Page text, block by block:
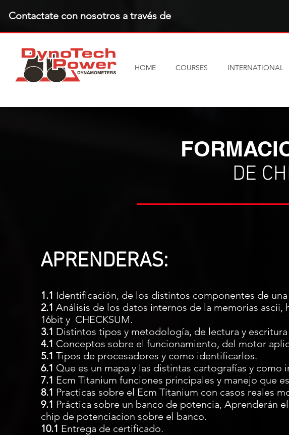
Contactate con nosotros a través de
HOME COURSES INTERNATIONAL
DE
APRENDERAS:
1.1 Identificación, de los distintos componentes de una
2.1 Análisis de los datos internos de la memorias
16bit y CHECKSUM.
3.1 Distintos tipos y metodología, de lectura y escritura
4.1 Conceptos sobre el funcionamiento, del motor
5.1 Tipos de procesadores y como identificarlos.
6.1 Que es un mapa y las distintas cartografías y como
7.1 Ecm Titanium funciones principales y manejo que
8.1 Practicas sobre el Ecm Titanium con casos reales
9.1 Práctica sobre un banco de potencia, Aprenderán
chip de potenciacion sobre el banco.
10.1 Entrega de certificado.